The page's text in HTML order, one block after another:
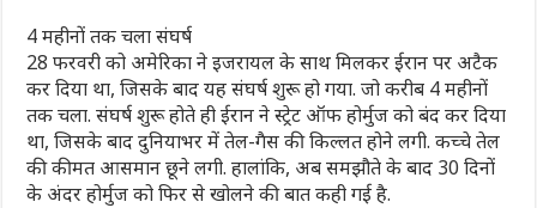
4 महीनों तक चला संघर्ष
28 फरवरी को अमेरिका ने इजरायल के साथ मिलकर ईरान पर अटैक
कर दिया था, जिसके बाद यह संघर्ष शुरू हो गया. जो करीब 4 महीनों
तक चला. संघर्ष शुरू होते ही ईरान ने स्ट्रेट ऑफ होर्मुज को बंद कर दिया
था, जिसके बाद दुनियाभर में तेल-गैस की किल्लत होने लगी. कच्चे तेल
की कीमत आसमान छूने लगी. हालांकि, अब समझौते के बाद 30 दिनों
के अंदर होर्मुज को फिर से खोलने की बात कही गई है.